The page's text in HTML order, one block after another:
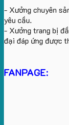
- Xưởng chuyên
yêu cầu.
- Xưởng trang bị
đại đáp ứng được
FANPAGE: